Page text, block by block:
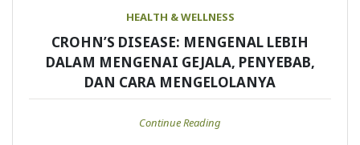
HEALTH & WELLNESS
CROHN’S DISEASE: MENGENAL LEBIH
DALAM MENGENAI GEJALA, PENYEBAB,
DAN CARA MENGELOLANYA
Continue Reading